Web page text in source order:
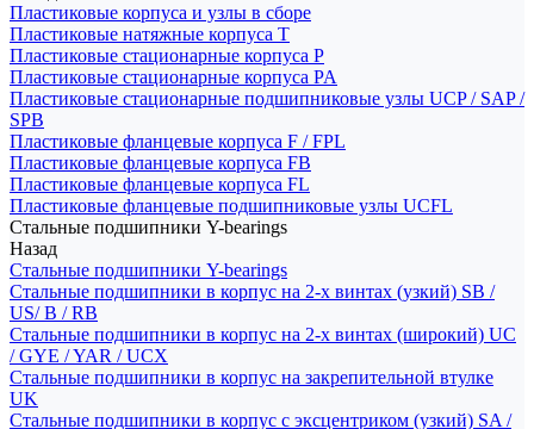
Пластиковые корпуса и узлы в сборе
Пластиковые натяжные корпуса T
Пластиковые стационарные корпуса P
Пластиковые стационарные корпуса PA
Пластиковые стационарные подшипниковые узлы UCP / SAP /
SPB
Пластиковые фланцевые корпуса F / FPL
Пластиковые фланцевые корпуса FB
Пластиковые фланцевые корпуса FL
Пластиковые фланцевые подшипниковые узлы UCFL
Стальные подшипники Y-bearings
Назад
Стальные подшипники Y-bearings
Стальные подшипники в корпус на 2-х винтах (узкий) SB /
US/ B / RB
Стальные подшипники в корпус на 2-х винтах (широкий) UC
/ GYE / YAR / UCX
Стальные подшипники в корпус на закрепительной втулке
UK
Стальные подшипники в корпус с эксцентриком (узкий) SA /